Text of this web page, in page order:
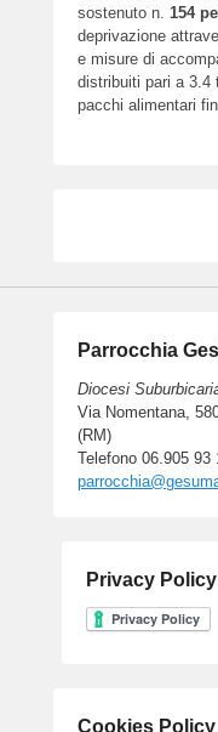
sostenuto n. 154
deprivazione
e misure di
distribuiti pari a 3.4
pacchi alimentari
Parrocchia
Diocesi
Via Nomentana,
(RM)
Telefono 06.905 93
Privacy Policy
Cookies Policy